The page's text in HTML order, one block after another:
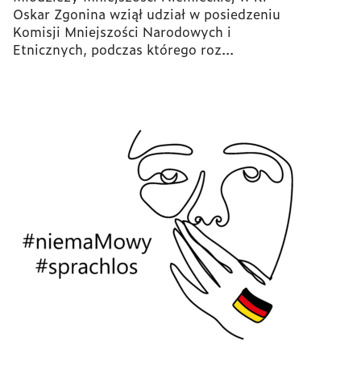
Oskar Zgonina wziął udział w posiedzeniu
Komisji Mniejszości Narodowych i
Etnicznych, podczas którego roz...